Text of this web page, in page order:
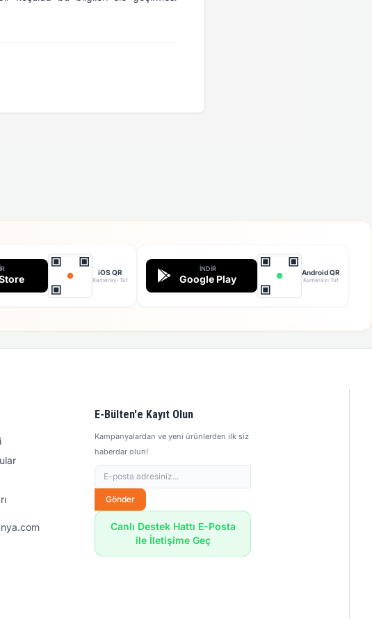
iOS QR
Kamerayı Tut
İNDIR
Google Play
Android QR
Kamerayı Tut
E-Bülten'e Kayıt Olun
Kampanyalardan ve yeni ürünlerden ilk siz
haberdar olun!
Gönder
Canlı Destek Hattı E-Posta
ile İletişime Geç